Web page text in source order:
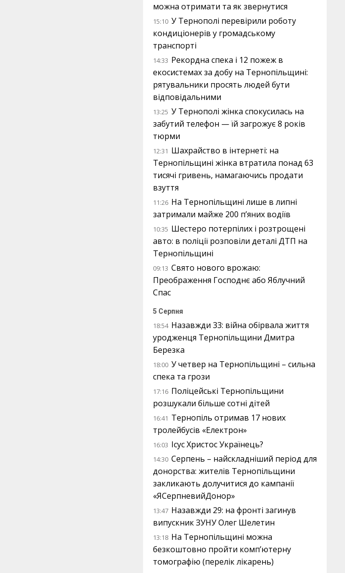
можна отримати та як звернутися
15:10 У Тернополі перевірили роботу
кондиціонерів у громадському
транспорті
14:33 Рекордна спека і 12 пожеж в
екосистемах за добу на Тернопільщині:
рятувальники просять людей бути
відповідальними
13:25 У Тернополі жінка спокусилась на
забутий телефон — їй загрожує 8 років
тюрми
12:31 Шахрайство в інтернеті: на
Тернопільщині жінка втратила понад 63
тисячі гривень, намагаючись продати
взуття
11:26 На Тернопільщині лише в липні
затримали майже 200 п’яних водіїв
10:35 Шестеро потерпілих і розтрощені
авто: в поліції розповіли деталі ДТП на
Тернопільщині
09:13 Свято нового врожаю:
Преображення Господнє або Яблучний
Спас
5 Серпня
18:54 Назавжди 33: війна обірвала життя
уродженця Тернопільщини Дмитра
Березка
18:00 У четвер на Тернопільщині – сильна
спека та грози
17:16 Поліцейські Тернопільщини
розшукали більше сотні дітей
16:41 Тернопіль отримав 17 нових
тролейбусів «Електрон»
16:03 Ісус Христос Українець?
14:30 Серпень – найскладніший період для
донорства: жителів Тернопільщини
закликають долучитися до кампанії
«ЯСерпневийДонор»
13:47 Назавжди 29: на фронті загинув
випускник ЗУНУ Олег Шелетин
13:18 На Тернопільщині можна
безкоштовно пройти комп’ютерну
томографію (перелік лікарень)